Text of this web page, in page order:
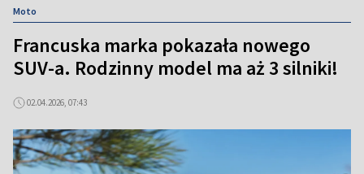
Moto
Francuska marka pokazała nowego
SUV-a. Rodzinny model ma aż 3 silniki!
02.04.2026, 07:43